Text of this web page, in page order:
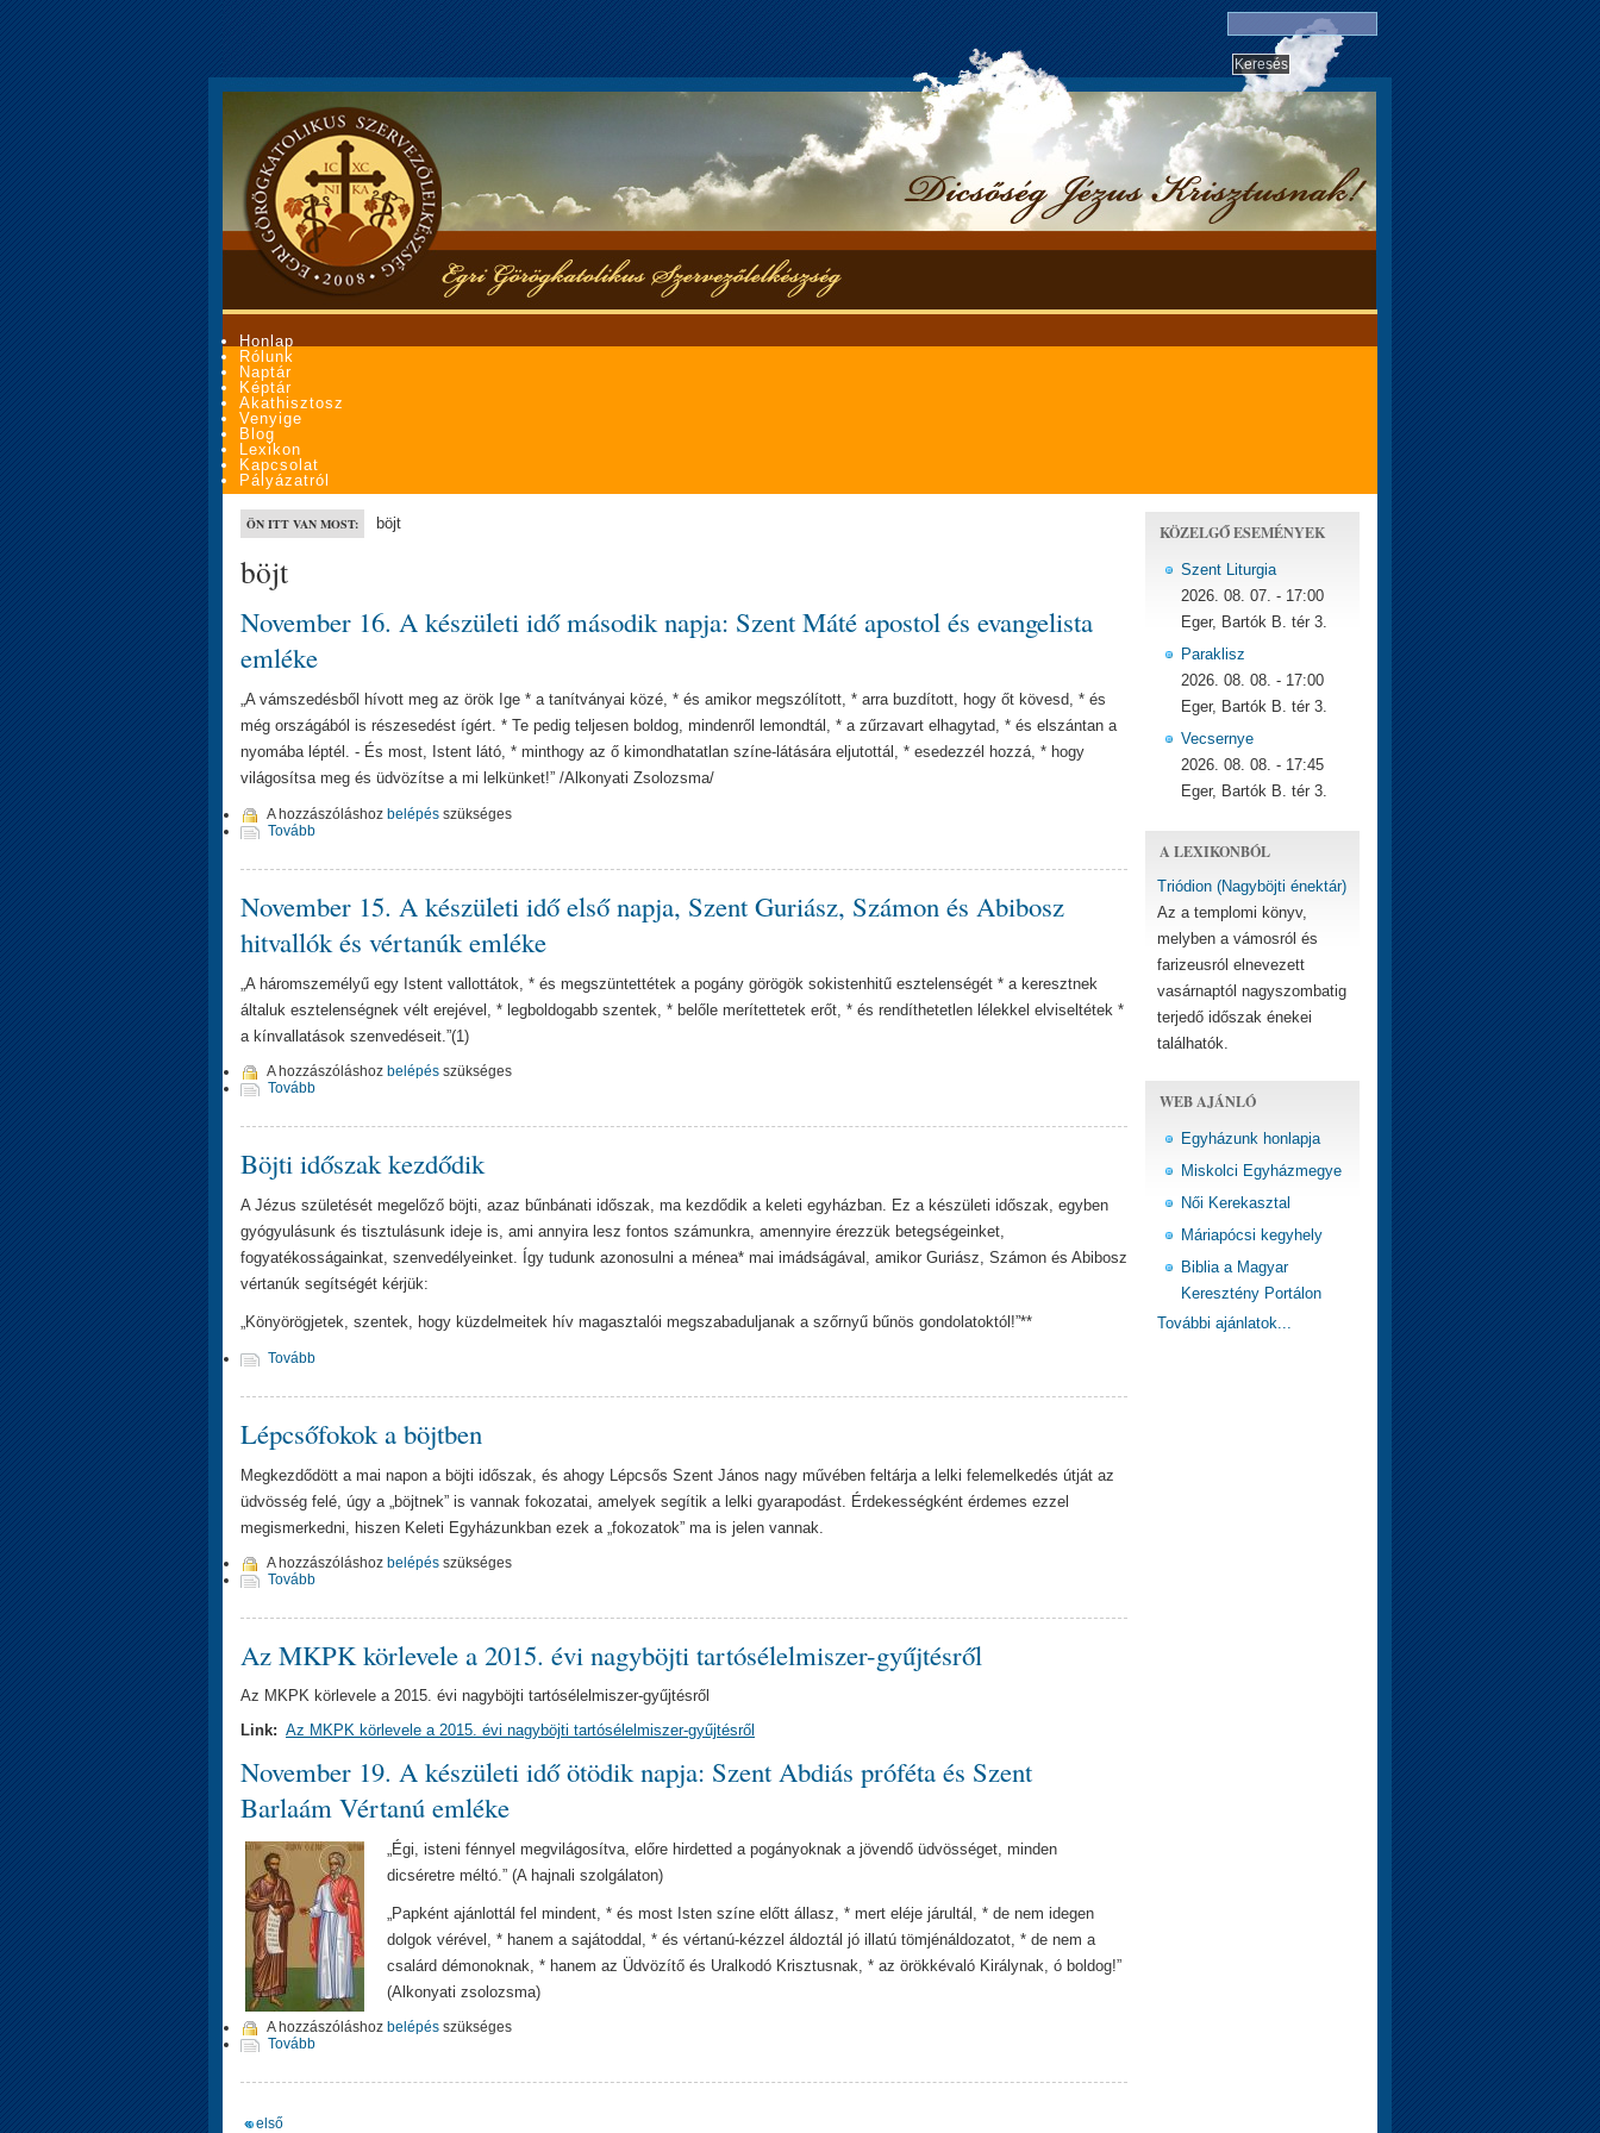
Honlap
Rólunk
Naptár
Képtár
Akathisztosz
Venyige
Blog
Lexikon
Kapcsolat
Pályázatról
ÖN ITT VAN MOST: böjt
böjt
November 16. A készületi idő második napja: Szent Máté apostol és evangelista
emléke
„A vámszedésből hívott meg az örök Ige * a tanítványai közé, * és amikor megszólított, * arra buzdított, hogy őt kövesd, * és
még országából is részesedést ígért. * Te pedig teljesen boldog, mindenről lemondtál, * a zűrzavart elhagytad, * és elszántan a
nyomába léptél. - És most, Istent látó, * minthogy az ő kimondhatatlan színe-látására eljutottál, * esedezzél hozzá, * hogy
világosítsa meg és üdvözítse a mi lelkünket!” /Alkonyati Zsolozsma/
A hozzászóláshoz belépés szükséges
Tovább
November 15. A készületi idő első napja, Szent Guriász, Számon és Abibosz
hitvallók és vértanúk emléke
„A háromszemélyű egy Istent vallottátok, * és megszüntettétek a pogány görögök sokistenhitű esztelenségét * a keresztnek
általuk esztelenségnek vélt erejével, * legboldogabb szentek, * belőle merítettetek erőt, * és rendíthetetlen lélekkel elviseltétek *
a kínvallatások szenvedéseit.”(1)
A hozzászóláshoz belépés szükséges
Tovább
Böjti időszak kezdődik
A Jézus születését megelőző böjti, azaz bűnbánati időszak, ma kezdődik a keleti egyházban. Ez a készületi időszak, egyben
gyógyulásunk és tisztulásunk ideje is, ami annyira lesz fontos számunkra, amennyire érezzük betegségeinket,
fogyatékosságainkat, szenvedélyeinket. Így tudunk azonosulni a ménea* mai imádságával, amikor Guriász, Számon és Abibosz
vértanúk segítségét kérjük:
„Könyörögjetek, szentek, hogy küzdelmeitek hív magasztalói megszabaduljanak a szőrnyű bűnös gondolatoktól!”**
Tovább
Lépcsőfokok a böjtben
Megkezdődött a mai napon a böjti időszak, és ahogy Lépcsős Szent János nagy művében feltárja a lelki felemelkedés útját az
üdvösség felé, úgy a „böjtnek” is vannak fokozatai, amelyek segítik a lelki gyarapodást. Érdekességként érdemes ezzel
megismerkedni, hiszen Keleti Egyházunkban ezek a „fokozatok” ma is jelen vannak.
A hozzászóláshoz belépés szükséges
Tovább
Az MKPK körlevele a 2015. évi nagyböjti tartósélelmiszer-gyűjtésről
Az MKPK körlevele a 2015. évi nagyböjti tartósélelmiszer-gyűjtésről
Link: Az MKPK körlevele a 2015. évi nagyböjti tartósélelmiszer-gyűjtésről
November 19. A készületi idő ötödik napja: Szent Abdiás próféta és Szent
Barlaám Vértanú emléke
„Égi, isteni fénnyel megvilágosítva, előre hirdetted a pogányoknak a jövendő üdvösséget, minden
dicséretre méltó.” (A hajnali szolgálaton)
„Papként ajánlottál fel mindent, * és most Isten színe előtt állasz, * mert eléje járultál, * de nem idegen
dolgok vérével, * hanem a sajátoddal, * és vértanú-kézzel áldoztál jó illatú tömjénáldozatot, * de nem a
csalárd démonoknak, * hanem az Üdvözítő és Uralkodó Krisztusnak, * az örökkévaló Királynak, ó boldog!”
(Alkonyati zsolozsma)
A hozzászóláshoz belépés szükséges
Tovább
« első
KÖZELGŐ ESEMÉNYEK
Szent Liturgia
2026. 08. 07. - 17:00
Eger, Bartók B. tér 3.
Paraklisz
2026. 08. 08. - 17:00
Eger, Bartók B. tér 3.
Vecsernye
2026. 08. 08. - 17:45
Eger, Bartók B. tér 3.
A LEXIKONBÓL
Triódion (Nagyböjti énektár)
Az a templomi könyv,
melyben a vámosról és
farizeusról elnevezett
vasárnaptól nagyszombatig
terjedő időszak énekei
találhatók.
WEB AJÁNLÓ
Egyházunk honlapja
Miskolci Egyházmegye
Női Kerekasztal
Máriapócsi kegyhely
Biblia a Magyar
Keresztény Portálon
További ajánlatok...